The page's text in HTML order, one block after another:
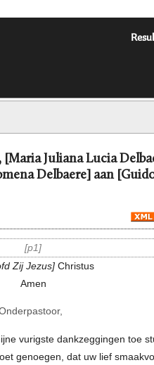
[Maria Juliana Lucia
Delbaere] aan
p1
Zij Jezus Christus
Amen
vurigste dankzeggingen toe
genoegen, dat uw lief